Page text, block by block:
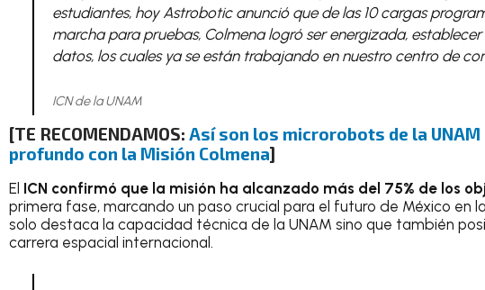
estudiantes, hoy Astrobotic anunció que de las 10 cargas
marcha para pruebas, Colmena logró ser energizada,
datos, los cuales ya se están trabajando en nuestro centro de
ICN de la UNAM
[TE RECOMENDAMOS: Así son los microrobots de la
profundo con la Misión Colmena]
El ICN confirmó que la misión ha alcanzado más del 75% de los
primera fase, marcando un paso crucial para el futuro de México en
solo destaca la capacidad técnica de la UNAM sino que también
carrera espacial internacional.